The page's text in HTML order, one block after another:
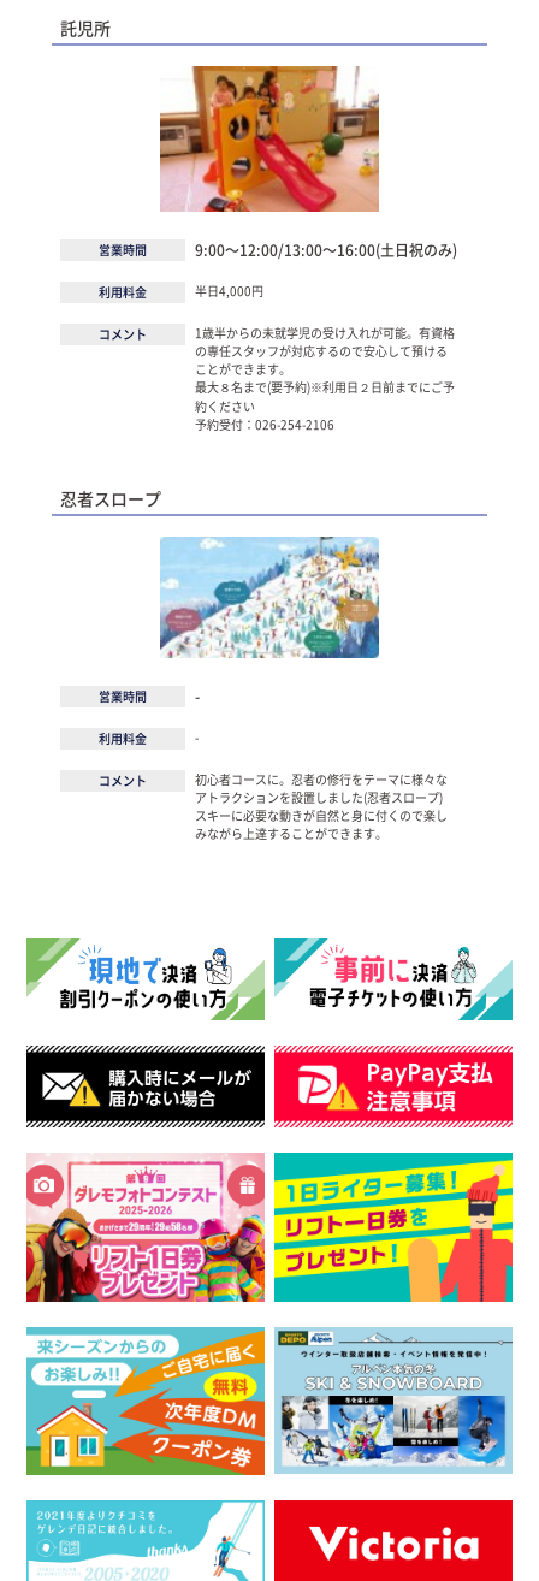
託児所
営業時間 9:00～12:00/13:00～16:00(土日祝のみ)
利用料金 半日4,000円
コメント
1歳半からの未就学児の受け入れが可能。有資格
の専任スタッフが対応するので安心して預ける
ことができます。
最大８名まで(要予約)※利用日２日前までにご予
約ください
予約受付：026-254-2106
忍者スロープ
営業時間 -
利用料金 -
コメント
初心者コースに。忍者の修行をテーマに様々な
アトラクションを設置しました(忍者スロープ)
スキーに必要な動きが自然と身に付くので楽し
みながら上達することができます。